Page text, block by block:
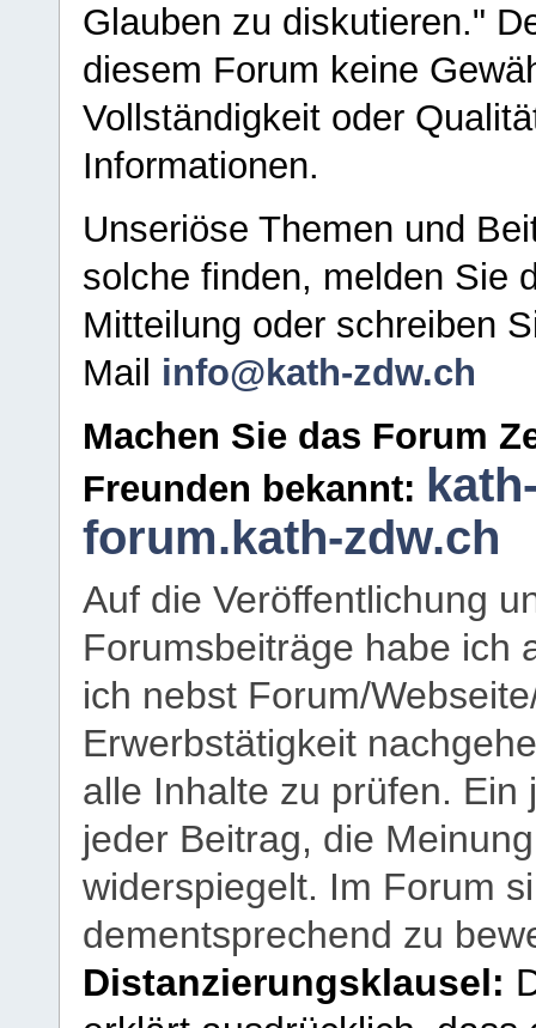
Glauben zu diskutieren."
diesem Forum keine
Vollständigkeit oder
Informationen.
Unseriöse Themen und
solche finden, melden Sie
Mitteilung oder schreiben
Mail info@kath-zdw.ch
Machen Sie das Forum
Freunden bekannt:
forum.kath-zdw.ch
Auf die Veröffentlichung
Forumsbeiträge habe ich
ich nebst Forum/
Erwerbstätigkeit
alle Inhalte zu prüfen.
jeder Beitrag, die
widerspiegelt. Im Forum
dementsprechend zu
Distanzierungsklausel: